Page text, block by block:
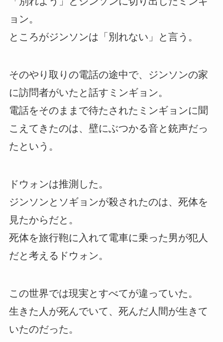
ョン。
ところがジンソンは「別れない」と言う。
そのやり取りの電話の途中で、ジンソンの家
に訪問者がいたと話すミンギョン。
電話をそのままで待たされたミンギョンに聞
こえてきたのは、壁にぶつかる音と銃声だっ
たという。
ドウォンは推測した。
ジンソンとソギョンが殺されたのは、死体を
見たからだと。
死体を旅行鞄に入れて電車に乗った男が犯人
だと考えるドウォン。
この世界では現実とすべてが違っていた。
生きた人が死んでいて、死んだ人間が生きて
いたのだった。